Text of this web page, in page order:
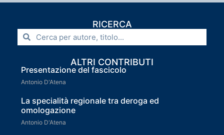
RICERCA
ALTRI CONTRIBUTI
Presentazione del fascicolo
Antonio D'Atena
La specialità regionale tra deroga ed
omologazione
Antonio D'Atena